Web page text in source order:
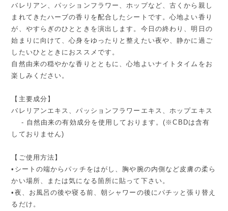
バレリアン、パッションフラワー、ホップなど、古くから親し
まれてきたハーブの香りを配合したシートです。心地よい香り
が、やすらぎのひとときを演出します。今日の終わり、明日の
始まりに向けて、心身をゆったりと整えたい夜や、静かに過ご
したいひとときにおススメです。
自然由来の穏やかな香りとともに、心地よいナイトタイムをお
楽しみください。
【主要成分】
バレリアンエキス、パッションフラワーエキス、ホップエキス
- 自然由来の有効成分を使用しております。(※CBDは含有
しておりません)
【ご使用方法】
•シートの端からパッチをはがし、胸や腕の内側など皮膚の柔ら
かい場所、または気になる箇所に貼って下さい。
•夜、お風呂の後や寝る前、朝シャワーの後にパチッと張り替え
るだけ。